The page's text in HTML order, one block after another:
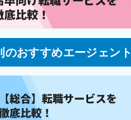
のおすすめエージェント